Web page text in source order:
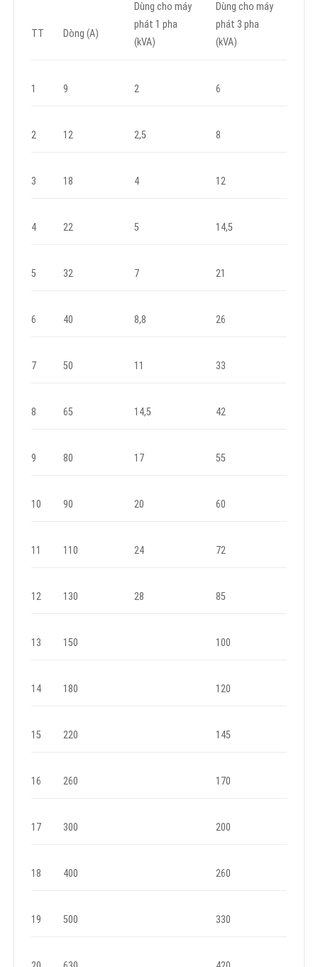
TT Dòng (A)
Dùng cho máy
phát 1 pha
(kVA)
Dùng cho máy
phát 3 pha
(kVA)
1 9 2 6
2 12 2,5 8
3 18 4 12
4 22 5 14,5
5 32 7 21
6 40 8,8 26
7 50 11 33
8 65 14,5 42
9 80 17 55
10 90 20 60
11 110 24 72
12 130 28 85
13 150 100
14 180 120
15 220 145
16 260 170
17 300 200
18 400 260
19 500 330